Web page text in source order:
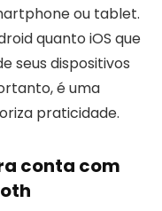
ou tablet.
quanto iOS que
seus dispositivos
é uma
praticidade.
conta com